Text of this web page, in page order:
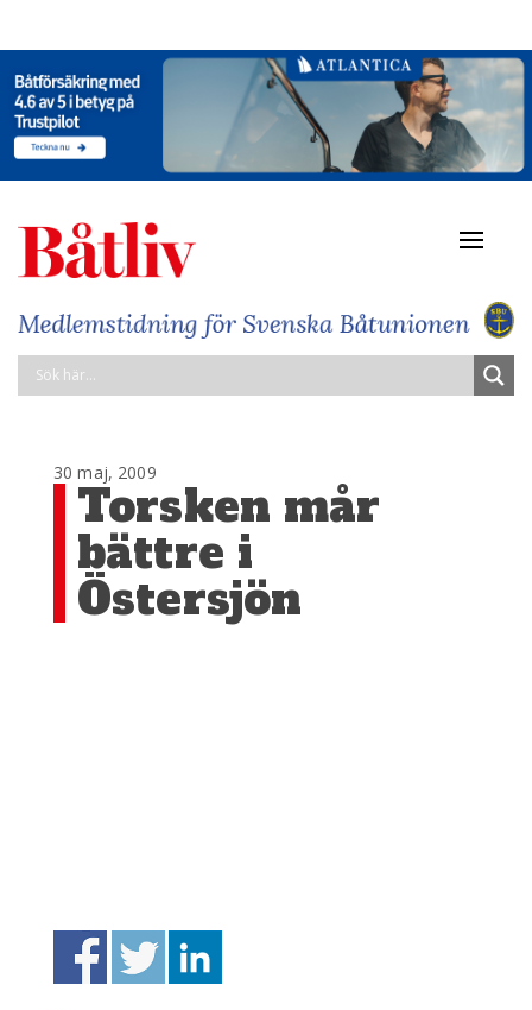
30 maj, 2009
Torsken mår
bättre i
Östersjön